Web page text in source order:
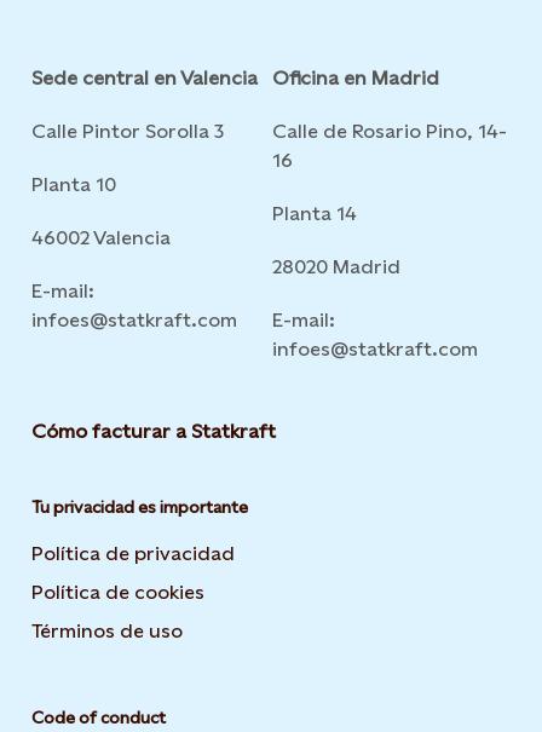
Sede central en Valencia
Calle Pintor Sorolla 3
Planta 10
46002 Valencia
E-mail:
infoes@statkraft.com
Oficina en Madrid
Calle de Rosario Pino, 14-
16
Planta 14
28020 Madrid
E-mail:
infoes@statkraft.com
Cómo facturar a Statkraft
Tu privacidad es importante
Política de privacidad
Política de cookies
Términos de uso
Code of conduct